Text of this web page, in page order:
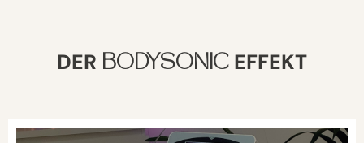
DER BODYSONIC EFFEKT